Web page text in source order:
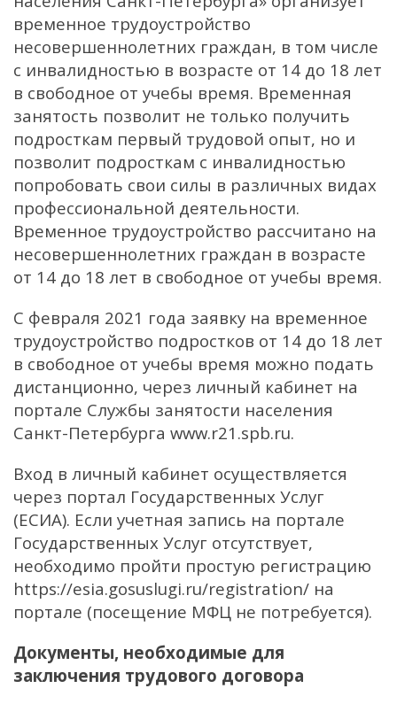
временное трудоустройство
несовершеннолетних граждан, в том числе
с инвалидностью в возрасте от 14 до 18 лет
в свободное от учебы время. Временная
занятость позволит не только получить
подросткам первый трудовой опыт, но и
позволит подросткам с инвалидностью
попробовать свои силы в различных видах
профессиональной деятельности.
Временное трудоустройство рассчитано на
несовершеннолетних граждан в возрасте
от 14 до 18 лет в свободное от учебы время.
С февраля 2021 года заявку на временное
трудоустройство подростков от 14 до 18 лет
в свободное от учебы время можно подать
дистанционно, через личный кабинет на
портале Службы занятости населения
Санкт-Петербурга www.r21.spb.ru.
Вход в личный кабинет осуществляется
через портал Государственных Услуг
(ЕСИА). Если учетная запись на портале
Государственных Услуг отсутствует,
необходимо пройти простую регистрацию
https://esia.gosuslugi.ru/registration/ на
портале (посещение МФЦ не потребуется).
Документы, необходимые для
заключения трудового договора